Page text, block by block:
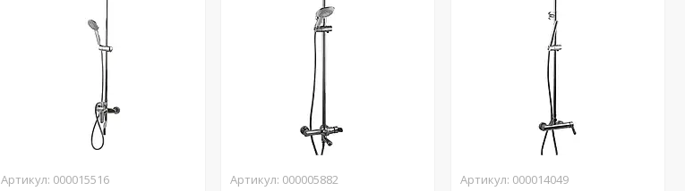
000015516 000005882 000014049